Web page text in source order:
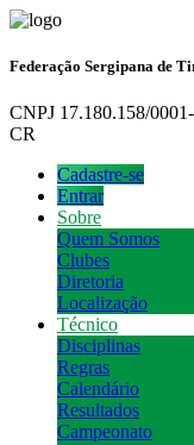
Federação Sergipana de
CNPJ 17.180.158/
CR
Cadastre-se
Entrar
Sobre
Quem Somos
Clubes
Diretoria
Localização
Técnico
Disciplinas
Regras
Calendário
Resultados
Campeonato